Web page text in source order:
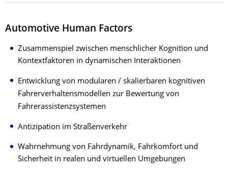
Automotive Human Factors
Zusammenspiel zwischen menschlicher Kognition und
Kontextfaktoren in dynamischen Interaktionen
Entwicklung von modularen / skalierbaren kognitiven
Fahrerverhaltensmodellen zur Bewertung von
Fahrerassistenzsystemen
Antizipation im Straßenverkehr
Wahrnehmung von Fahrdynamik, Fahrkomfort und
Sicherheit in realen und virtuellen Umgebungen